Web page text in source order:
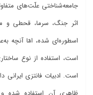
جامعهشناختی علّتهای
اثر جنگ، سرما، قحطی و
اسطورهای شده، امّا آنچه به
است، استفاده از نوع
است. ادبیات فانتزی